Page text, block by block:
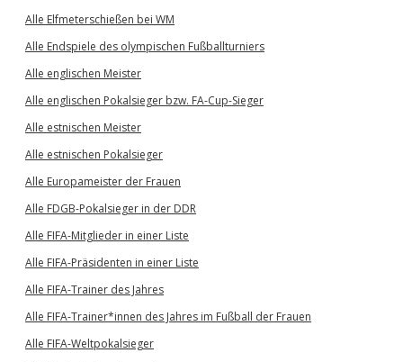
Alle Elfmeterschießen bei WM
Alle Endspiele des olympischen Fußballturniers
Alle englischen Meister
Alle englischen Pokalsieger bzw. FA-Cup-Sieger
Alle estnischen Meister
Alle estnischen Pokalsieger
Alle Europameister der Frauen
Alle FDGB-Pokalsieger in der DDR
Alle FIFA-Mitglieder in einer Liste
Alle FIFA-Präsidenten in einer Liste
Alle FIFA-Trainer des Jahres
Alle FIFA-Trainer*innen des Jahres im Fußball der Frauen
Alle FIFA-Weltpokalsieger